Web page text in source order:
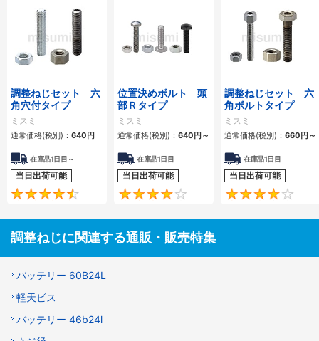
調整ねじセット 六
角穴付タイプ
ミスミ
通常価格(税別)： 640円
在庫品1日目～
当日出荷可能
4.5
位置決めボルト 頭
部Ｒタイプ
ミスミ
通常価格(税別)： 640円～
在庫品1日目
当日出荷可能
4.3
調整ねじセット 六
角ボルトタイプ
ミスミ
通常価格(税別)： 660円～
在庫品1日目
当日出荷可能
調整ねじに関連する通販・販売特集
バッテリー 60B24L
軽天ビス
バッテリー 46b24l